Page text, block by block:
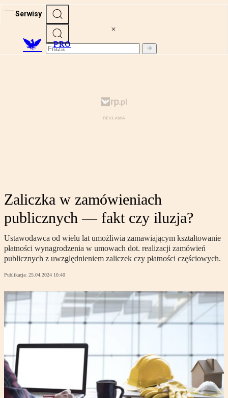
Serwisy
PRO
Zaliczka w zamówieniach
publicznych — fakt czy iluzja?
Ustawodawca od wielu lat umożliwia zamawiającym kształtowanie
płatności wynagrodzenia w umowach dot. realizacji zamówień
publicznych z uwzględnieniem zaliczek czy płatności częściowych.
Publikacja: 25.04.2024 10:40